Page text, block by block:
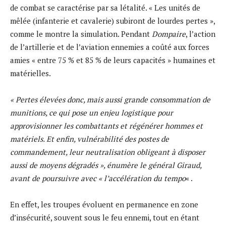
de combat se caractérise par sa létalité. « Les unités de
mêlée (infanterie et cavalerie) subiront de lourdes pertes »,
comme le montre la simulation. Pendant Dompaire, l’action
de l’artillerie et de l’aviation ennemies a coûté aux forces
amies « entre 75 % et 85 % de leurs capacités » humaines et
matérielles.
« Pertes élevées donc, mais aussi grande consommation de
munitions, ce qui pose un enjeu logistique pour
approvisionner les combattants et régénérer hommes et
matériels. Et enfin, vulnérabilité des postes de
commandement, leur neutralisation obligeant à disposer
aussi de moyens dégradés », énumère le général Giraud,
avant de poursuivre avec « l’accélération du tempo« .
En effet, les troupes évoluent en permanence en zone
d’insécurité, souvent sous le feu ennemi, tout en étant